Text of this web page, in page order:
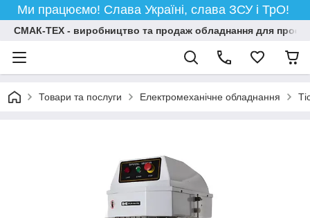
Ми працюємо! Слава Україні, слава ЗСУ і ТрО!
СМАК-ТЕХ - виробництво та продаж обладнання для
Товари та послуги Електромеханічне обладнання